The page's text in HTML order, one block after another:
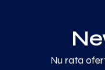
Nu rata